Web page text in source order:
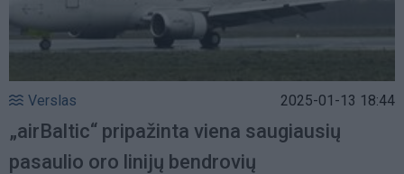
Verslas 2025-01-13 18:44
„airBaltic“ pripažinta viena saugiausių
pasaulio oro linijų bendrovių